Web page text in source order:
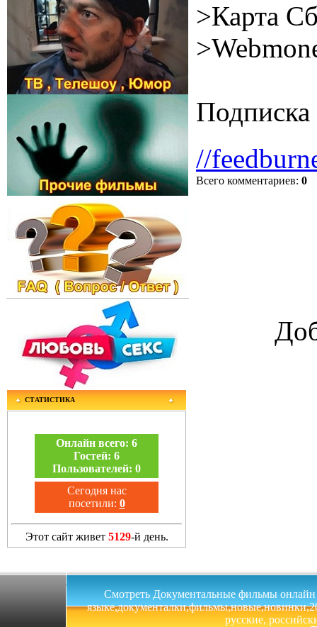
СТАТИСТИКА
Онлайн всего: 6
Гостей: 6
Пользователей: 0
Сегодня нас
посетили: 0
Этот сайт живет 5129-й день.
>Карта
Подписка
//
Всего комментариев: 0
Смотреть Документальные фильмы онлайн
русские,